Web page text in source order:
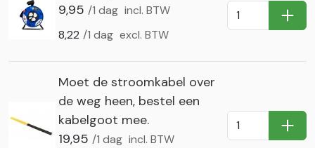
9,95 /1 dag incl. BTW
8,22 /1 dag excl. BTW
In
Moet de stroomkabel over
de weg heen, bestel een
kabelgoot mee.
19,95 /1 dag incl. BTW
In